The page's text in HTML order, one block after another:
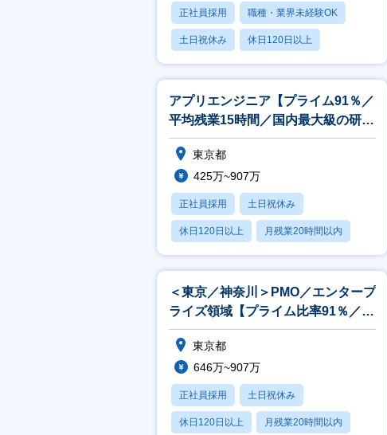
社内公
「人財
とりの
正社員採用 職種・業界未経験OK
土日祝休み 休日120日以上
月残業20時間以内
アプリエンジニア【プライム91％／
平均残業15時間／国内最大級の研修
施設完備／キャリアパス豊富】
東京都
425万~907万
正社員採用 土日祝休み
休日120日以上 月残業20時間以内
賞与あり
＜東京／神奈川＞PMO／エンタープ
ライズ領域【プライム比率91％／リ
モート週2～】
東京都
646万~907万
正社員採用 土日祝休み
休日120日以上 月残業20時間以内